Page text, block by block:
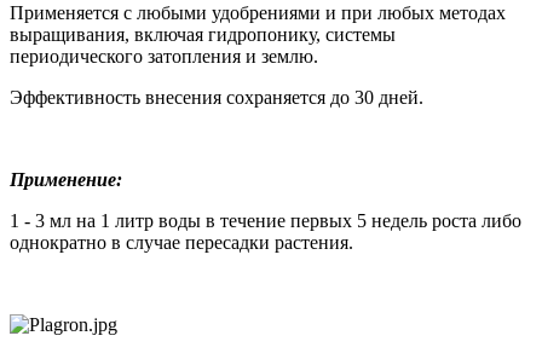
Применяется с любыми удобрениями и при любых методах
выращивания, включая гидропонику, системы
периодического затопления и землю.
Эффективность внесения сохраняется до 30 дней.
Применение:
1 - 3 мл на 1 литр воды в течение первых 5 недель роста либо
однократно в случае пересадки растения.